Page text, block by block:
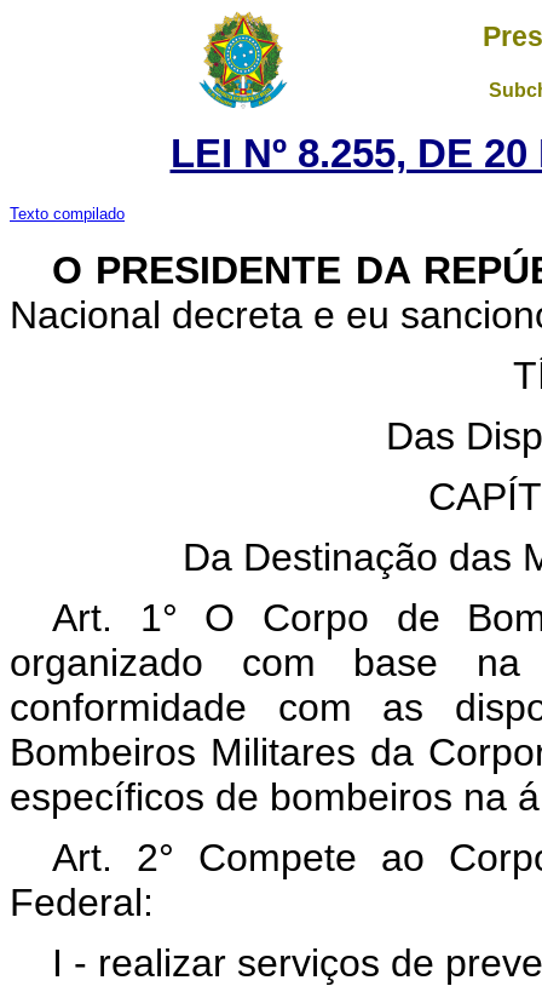
LEI Nº 8.255, DE
Texto compilado
O PRESIDENTE DA
Nacional decreta e eu
Das
Da Destinação das
Art. 1° O Corpo de
organizado com base
conformidade com as
Bombeiros Militares da
específicos de bombeiros na
Art. 2° Compete ao
Federal:
I - realizar serviços de